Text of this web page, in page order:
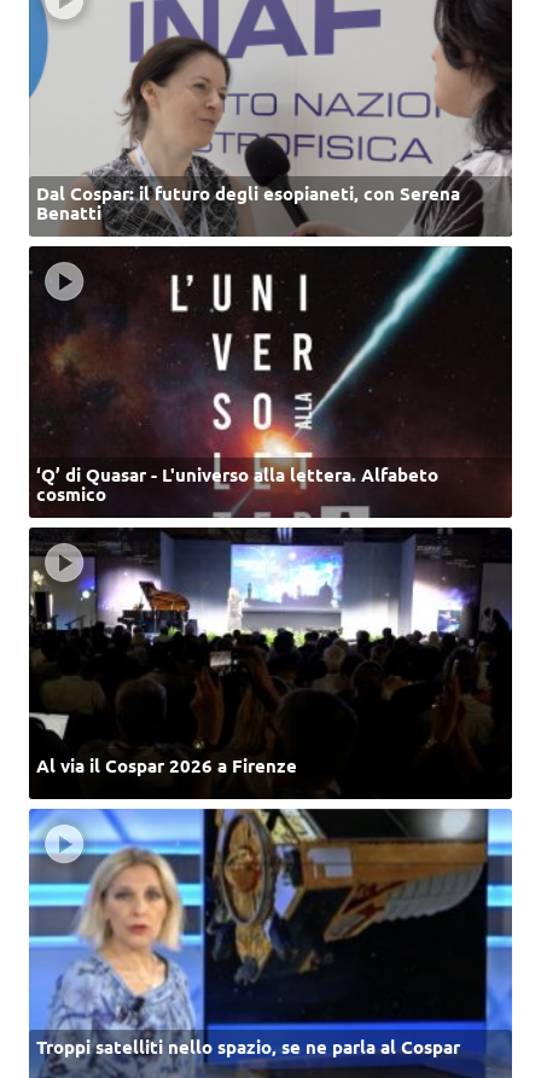
Dal Cospar: il futuro degli esopianeti, con Serena
Benatti
‘Q’ di Quasar - L'universo alla lettera. Alfabeto
cosmico
Al via il Cospar 2026 a Firenze
Troppi satelliti nello spazio, se ne parla al Cospar